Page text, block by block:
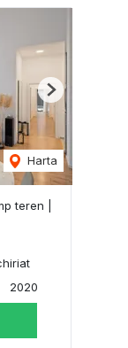
Harta
Next
teren |
2020